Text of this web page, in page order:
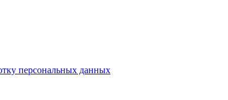
персональных данных